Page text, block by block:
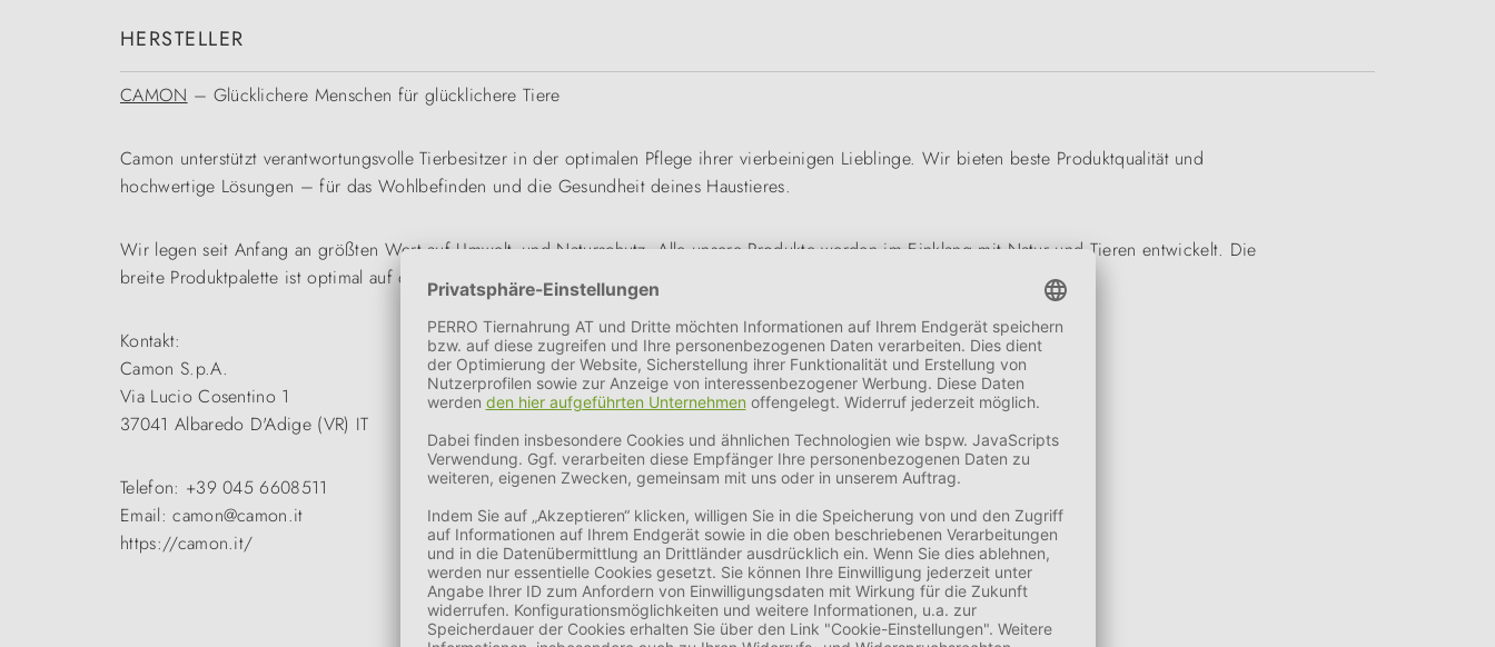
HERSTELLER
CAMON – Glücklichere Menschen für glücklichere Tiere
Camon unterstützt verantwortungsvolle Tierbesitzer in der optimalen Pflege ihrer vierbeinigen Lieblinge. Wir bieten beste Produktqualität und
hochwertige Lösungen – für das Wohlbefinden und die Gesundheit deines Haustieres.
Wir legen seit Anfang an größten Wert auf Umwelt- und Naturschutz. Alle unsere Produkte werden im Einklang mit Natur und Tieren entwickelt. Die
breite Produktpalette ist optimal auf die Bedürfnisse unserer Haustiere abgestimmt.
Kontakt:
Camon S.p.A.
Via Lucio Cosentino 1
37041 Albaredo D'Adige (VR) IT
Telefon: +39 045 6608511
Email: camon@camon.it
https://camon.it/